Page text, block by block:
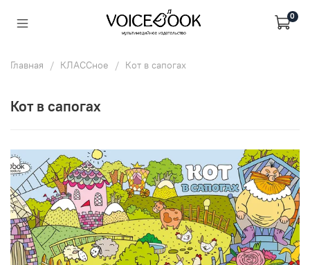
0
Главная КЛАССное Кот в сапогах
Кот в сапогах